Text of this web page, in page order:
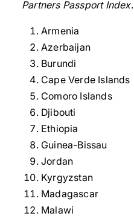
Partners Passport Index.
Armenia
Azerbaijan
Burundi
Cape Verde Islands
Comoro Islands
Djibouti
Ethiopia
Guinea-Bissau
Jordan
Kyrgyzstan
Madagascar
Malawi